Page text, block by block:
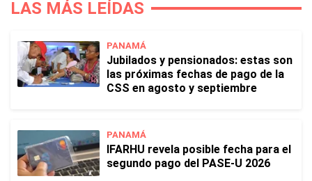
LAS MÁS LEÍDAS
PANAMÁ
Jubilados y pensionados: estas son
las próximas fechas de pago de la
CSS en agosto y septiembre
PANAMÁ
IFARHU revela posible fecha para el
segundo pago del PASE-U 2026